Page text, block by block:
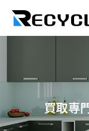
買取専